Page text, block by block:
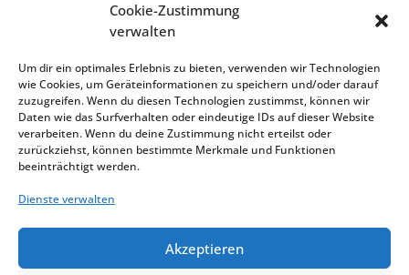
Cookie-Zustimmung
verwalten
Um dir ein optimales Erlebnis zu bieten, verwenden wir Technologien
wie Cookies, um Geräteinformationen zu speichern und/oder darauf
zuzugreifen. Wenn du diesen Technologien zustimmst, können wir
Daten wie das Surfverhalten oder eindeutige IDs auf dieser Website
verarbeiten. Wenn du deine Zustimmung nicht erteilst oder
zurückziehst, können bestimmte Merkmale und Funktionen
beeinträchtigt werden.
Dienste verwalten
Akzeptieren
Copyright 2015 Larana Schwimmen
Deutsch
English